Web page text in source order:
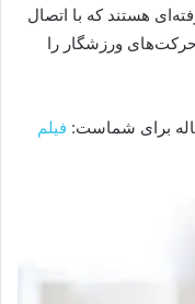
هستند که با اتصال
حرکت‌های ورزشگار را
برای شماست: فیلم